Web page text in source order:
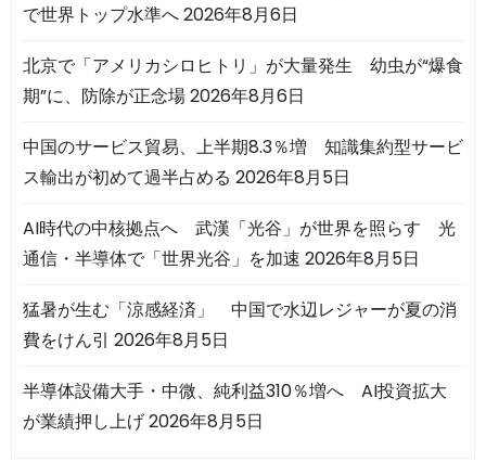
で世界トップ水準へ2026年8月6日
北京で「アメリカシロヒトリ」が大量発生 幼虫が“爆食
期”に、防除が正念場2026年8月6日
中国のサービス貿易、上半期8.3％増 知識集約型サービ
ス輸出が初めて過半占める 2026年8月5日
AI時代の中核拠点へ 武漢「光谷」が世界を照らす 光
通信・半導体で「世界光谷」を加速 2026年8月5日
猛暑が生む「涼感経済」 中国で水辺レジャーが夏の消
費をけん引 2026年8月5日
半導体設備大手・中微、純利益310％増へ AI投資拡大
が業績押し上げ2026年8月5日